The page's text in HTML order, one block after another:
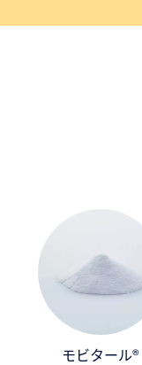
モビタール®